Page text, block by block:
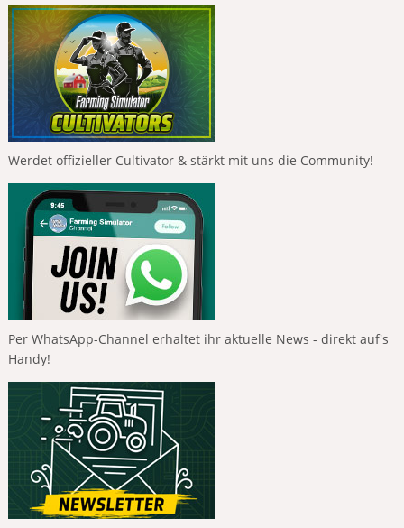
Werdet offizieller Cultivator & stärkt mit uns die Community!
Per WhatsApp-Channel erhaltet ihr aktuelle News - direkt auf's
Handy!